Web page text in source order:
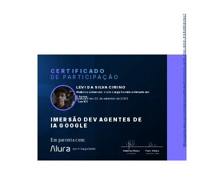
CERTIFICADO
DE PARTICIPAÇÃO
LEVI DA SILVA CIRINO
finalizou a imersão com carga horária estimada em
5 horas.
Finalizado em 22 de setembro de 2025
Lev1C1
IMERSÃO DEV AGENTES DE
IA GOOGLE
Em parceria com:
Guilherme Silveira
Coordenador
Paulo Silveira
Chief Vision Officer
https://cursos.alura.com.br/immersion/certificate/80b9926b-e245-41c2-b556-898d0f060927